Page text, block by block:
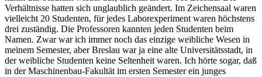
Verhältnisse hatten sich unglaublich geändert. Im Zeichensaal waren
vielleicht 20 Studenten, für jedes Laborexperiment waren höchstens
drei zuständig. Die Professoren kannten jeden Studenten beim
Namen. Zwar war ich immer noch das einzige weibliche Wesen in
meinem Semester, aber Breslau war ja eine alte Universitätsstadt, in
der weibliche Studenten keine Seltenheit waren. Ich hörte sogar, daß
in der Maschinenbau-Fakultät im ersten Semester ein junges